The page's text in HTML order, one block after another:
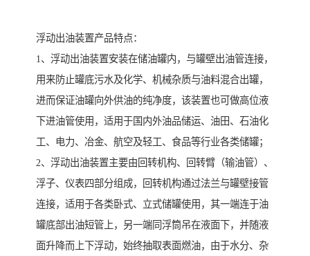
浮动出油装置产品特点：
1、浮动出油装置安装在储油罐内，与罐壁出油管连接，
用来防止罐底污水及化学、机械杂质与油料混合出罐，
进而保证油罐向外供油的纯净度，该装置也可做高位液
下进油管使用，适用于国内外油品储运、油田、石油化
工、电力、冶金、航空及轻工、食品等行业各类储罐；
2、浮动出油装置主要由回转机构、回转臂（输油管）、
浮子、仪表四部分组成，回转机构通过法兰与罐壁接管
连接，适用于各类卧式、立式储罐使用，其一端连于油
罐底部出油短管上，另一端同浮筒吊在液面下，并随液
面升降而上下浮动，始终抽取表面燃油，由于水分、杂